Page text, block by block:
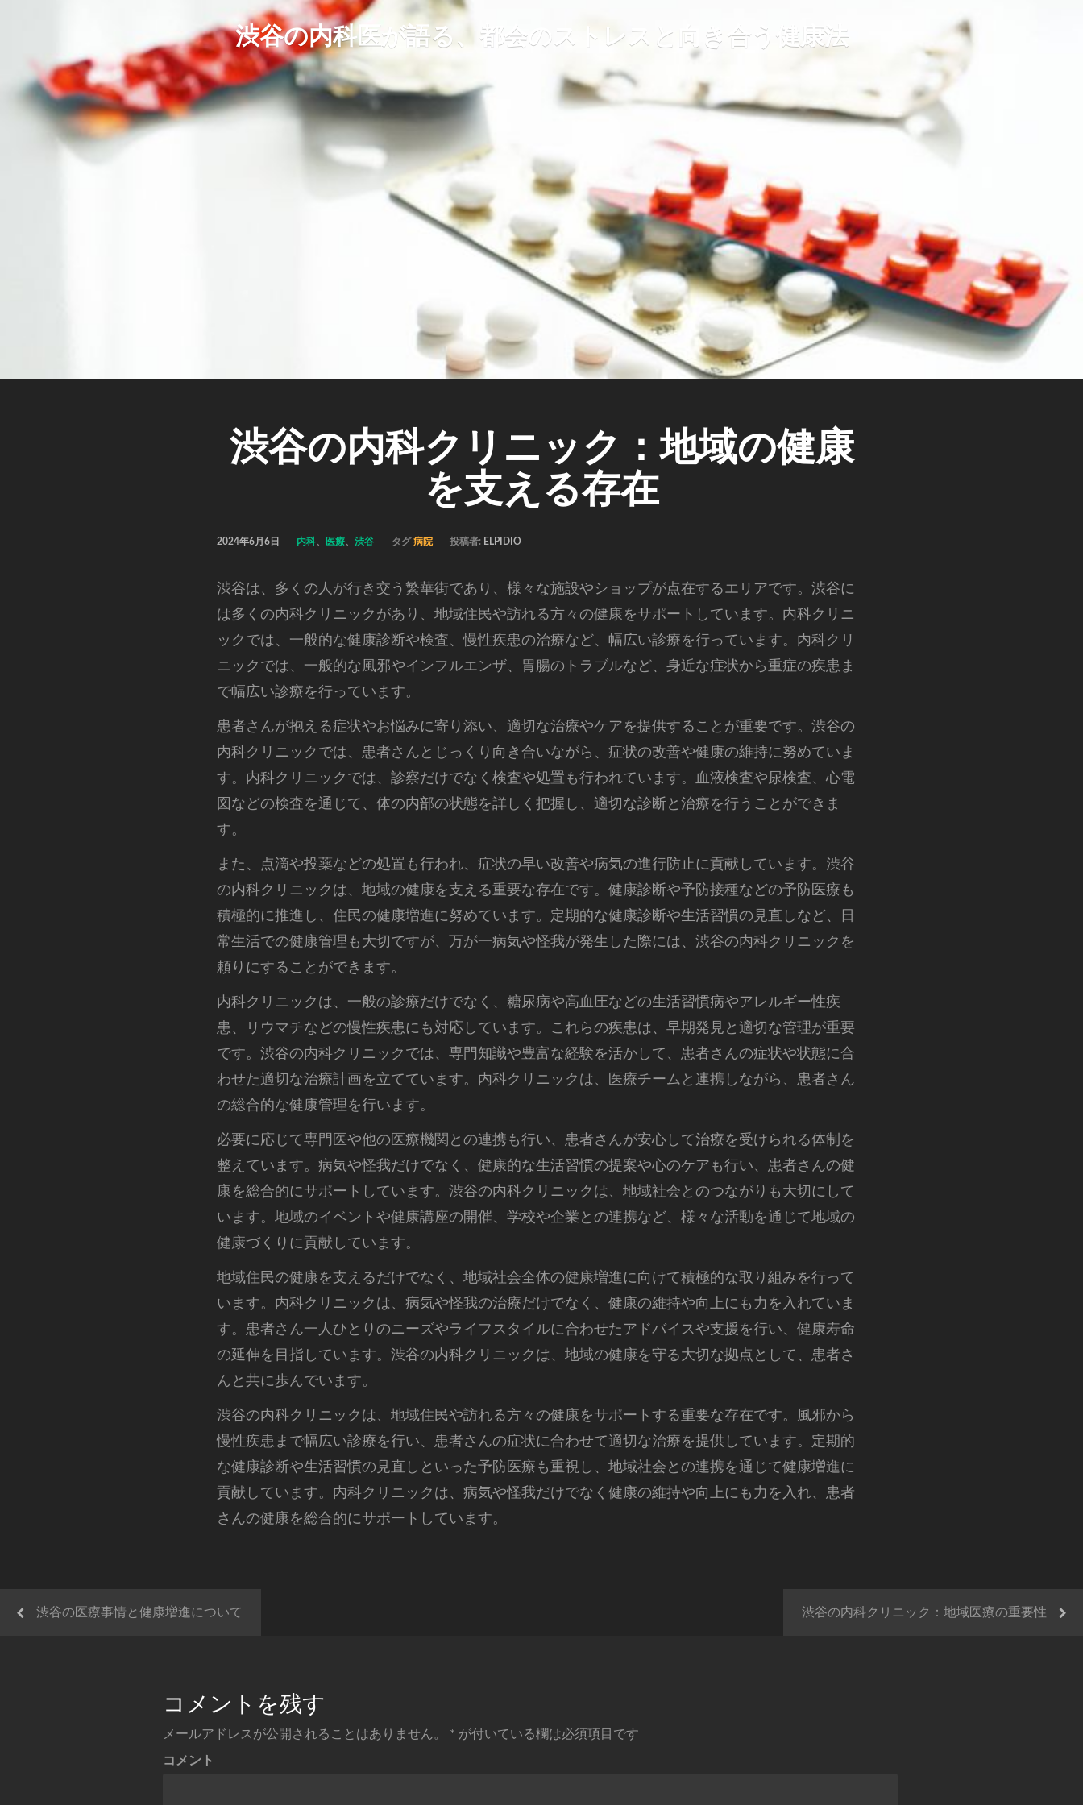
渋谷の内科医が語る、都会のストレスと向き合う健康法
渋谷の内科クリニック：地域の健康
を支える存在
2024年6月6日 内科、 医療、渋谷 タグ 病院 投稿者: ELPIDIO
渋谷は、多くの人が行き交う繁華街であり、様々な施設やショップが点在するエリアです。 渋谷に
は多くの内科クリニックがあり、地域住民や訪れる方々の健康をサポートしています。内科クリニ
ックでは、一般的な健康診断や検査、慢性疾患の治療など、幅広い診療を行っています。内科クリ
ニックでは、一般的な風邪やインフルエンザ、胃腸のトラブルなど、身近な症状から重症の疾患ま
で幅広い診療を行っています。
患者さんが抱える症状やお悩みに寄り添い、適切な治療やケアを提供することが重要です。渋谷の
内科クリニックでは、患者さんとじっくり向き合いながら、症状の改善や健康の維持に努めていま
す。内科クリニックでは、診察だけでなく検査や処置も行われています。血液検査や尿検査、心電
図などの検査を通じて、体の内部の状態を詳しく把握し、適切な診断と治療を行うことができま
す。
また、点滴や投薬などの処置も行われ、症状の早い改善や病気の進行防止に貢献しています。渋谷
の内科クリニックは、地域の健康を支える重要な存在です。健康診断や予防接種などの予防医療も
積極的に推進し、住民の健康増進に努めています。定期的な健康診断や生活習慣の見直しなど、日
常生活での健康管理も大切ですが、万が一病気や怪我が発生した際には、渋谷の内科クリニックを
頼りにすることができます。
内科クリニックは、一般の診療だけでなく、糖尿病や高血圧などの生活習慣病やアレルギー性疾
患、リウマチなどの慢性疾患にも対応しています。これらの疾患は、早期発見と適切な管理が重要
です。渋谷の内科クリニックでは、専門知識や豊富な経験を活かして、患者さんの症状や状態に合
わせた適切な治療計画を立てています。内科クリニックは、医療チームと連携しながら、患者さん
の総合的な健康管理を行います。
必要に応じて専門医や他の医療機関との連携も行い、患者さんが安心して治療を受けられる体制を
整えています。病気や怪我だけでなく、健康的な生活習慣の提案や心のケアも行い、患者さんの健
康を総合的にサポートしています。渋谷の内科クリニックは、地域社会とのつながりも大切にして
います。地域のイベントや健康講座の開催、学校や企業との連携など、様々な活動を通じて地域の
健康づくりに貢献しています。
地域住民の健康を支えるだけでなく、地域社会全体の健康増進に向けて積極的な取り組みを行って
います。内科クリニックは、病気や怪我の治療だけでなく、健康の維持や向上にも力を入れていま
す。患者さん一人ひとりのニーズやライフスタイルに合わせたアドバイスや支援を行い、健康寿命
の延伸を目指しています。渋谷の内科クリニックは、地域の健康を守る大切な拠点として、患者さ
んと共に歩んでいます。
渋谷の内科クリニックは、地域住民や訪れる方々の健康をサポートする重要な存在です。風邪から
慢性疾患まで幅広い診療を行い、患者さんの症状に合わせて適切な治療を提供しています。定期的
な健康診断や生活習慣の見直しといった予防医療も重視し、地域社会との連携を通じて健康増進に
貢献しています。内科クリニックは、病気や怪我だけでなく健康の維持や向上にも力を入れ、患者
さんの健康を総合的にサポートしています。
渋谷の医療事情と健康増進について 渋谷の内科クリニック：地域医療の重要性
コメントを残す
メールアドレスが公開されることはありません。 * が付いている欄は必須項目です
コメント